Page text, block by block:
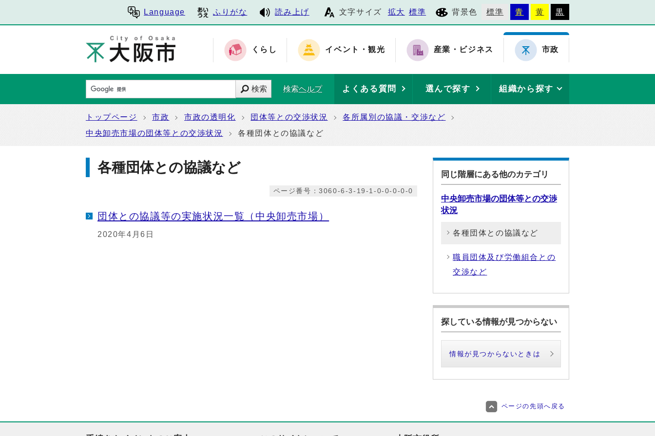
Language ふりがな 読み上げ 文字サイズ 拡大 標準 背景色 標準 青 黄 黒
くらし イベント・観光 産業・ビジネス 市政
検索 検索ヘルプ よくある質問 選んで探す 組織から探す
トップページ 市政 市政の透明化 団体等との交渉状況
各所属別の協議・交渉など
中央卸売市場の団体等との交渉状況
各種団体との協議など
各種団体との協議など
ページ番号：3060-6-3-19-1-0-0-0-0-0
団体との協議等の実施状況一覧（中央卸売市場）
2020年4月6日
同じ階層にある他のカテゴリ
中央卸売市場の団体等との交渉
状況
各種団体との協議など
職員団体及び労働組合との
交渉など
探している情報が見つからない
情報が見つからないときは
ページの先頭へ戻る